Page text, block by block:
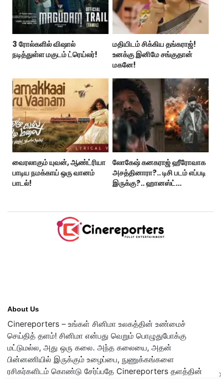
3 ரோல்களில் விஷால்
நடித்துள்ள மகுடம் ட்ரெய்லர்!
மதியிடம் சிக்கிய தங்கராஜ்!
உனக்கு இனிமே சங்குதான்
மகனே!
வைரலாகும் யுவன், ஆண்ட்ரியா
பாடிய நமக்காய் ஒரு வானம்
பாடல்!
லோகேஷ் கனகராஜ் ஹீரோவாக
அசத்தினாரா?.. டிசி படம் எப்படி
இருக்கு?.. ஹானஸ்ட்
About Us
Cinereporters – உங்கள் சினிமா உலகத்தின் உண்மைச்
செய்தித் தளம்! சினிமா என்பது வெறும் பொழுதுபோக்கு
மட்டுமல்ல, அது ஒரு கலை. அந்த கலையை, அதன்
பின்னணியில் இருக்கும் உழைப்பை, நுணுக்கங்களை
ரசிகர்களிடம் கொண்டு சேர்ப்பதே Cinereporters தளத்தின்